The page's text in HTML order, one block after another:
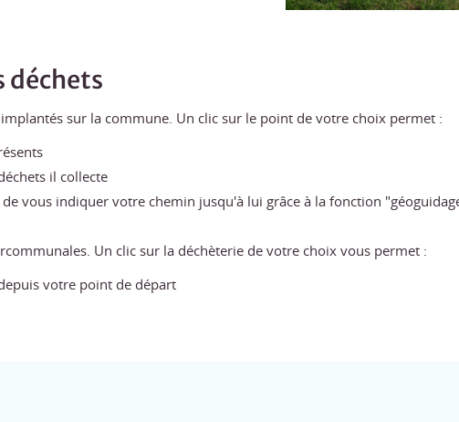
déchets
sur la commune. Un clic sur le point de votre choix permet :
il collecte
vous indiquer votre chemin jusqu'à lui grâce à la fonction
Un clic sur la déchèterie de votre choix vous permet :
votre point de départ